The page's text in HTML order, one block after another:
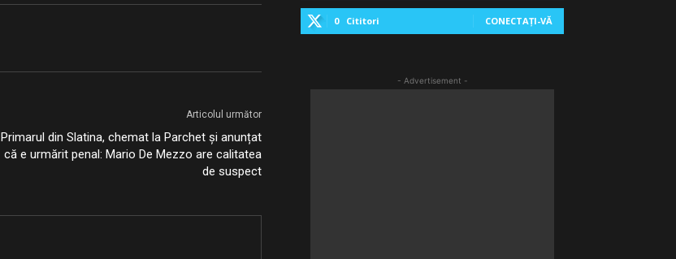
Articolul următor
Primarul din Slatina, chemat la Parchet și anunțat
că e urmărit penal: Mario De Mezzo are calitatea
de suspect
0 Cititori CONECTAȚI-VĂ
- Advertisement -